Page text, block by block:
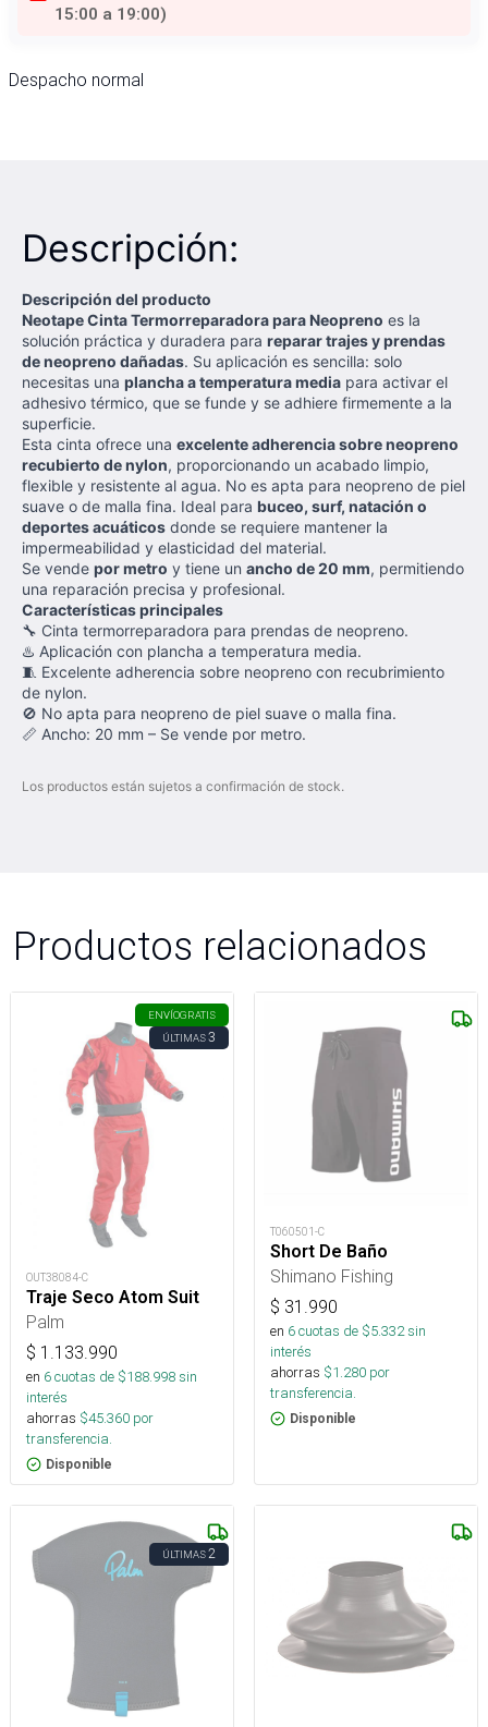
15:00 a 19:00)
Despacho normal
Descripción:
Descripción del producto
Neotape Cinta Termorreparadora para Neopreno es la
solución práctica y duradera para reparar trajes y prendas
de neopreno dañadas. Su aplicación es sencilla: solo
necesitas una plancha a temperatura media para activar el
adhesivo térmico, que se funde y se adhiere firmemente a la
superficie.
Esta cinta ofrece una excelente adherencia sobre neopreno
recubierto de nylon, proporcionando un acabado limpio,
flexible y resistente al agua. No es apta para neopreno de piel
suave o de malla fina. Ideal para buceo, surf, natación o
deportes acuáticos donde se requiere mantener la
impermeabilidad y elasticidad del material.
Se vende por metro y tiene un ancho de 20 mm, permitiendo
una reparación precisa y profesional.
Características principales
🔧 Cinta termorreparadora para prendas de neopreno.
♨️ Aplicación con plancha a temperatura media.
🧵 Excelente adherencia sobre neopreno con recubrimiento
de nylon.
🚫 No apta para neopreno de piel suave o malla fina.
📏 Ancho: 20 mm – Se vende por metro.
Los productos están sujetos a confirmación de stock.
Productos relacionados
ENVÍOGRATIS
ÚLTIMAS3
OUT38084-C
Traje Seco Atom Suit
Palm
$ 1.133.990
en 6cuotas de $188.998sin
interés
ahorras $45.360 por
transferencia.
Disponible
T060501-C
Short De Baño
Shimano Fishing
$ 31.990
en 6cuotas de $5.332sin
interés
ahorras $1.280 por
transferencia.
Disponible
ÚLTIMAS2